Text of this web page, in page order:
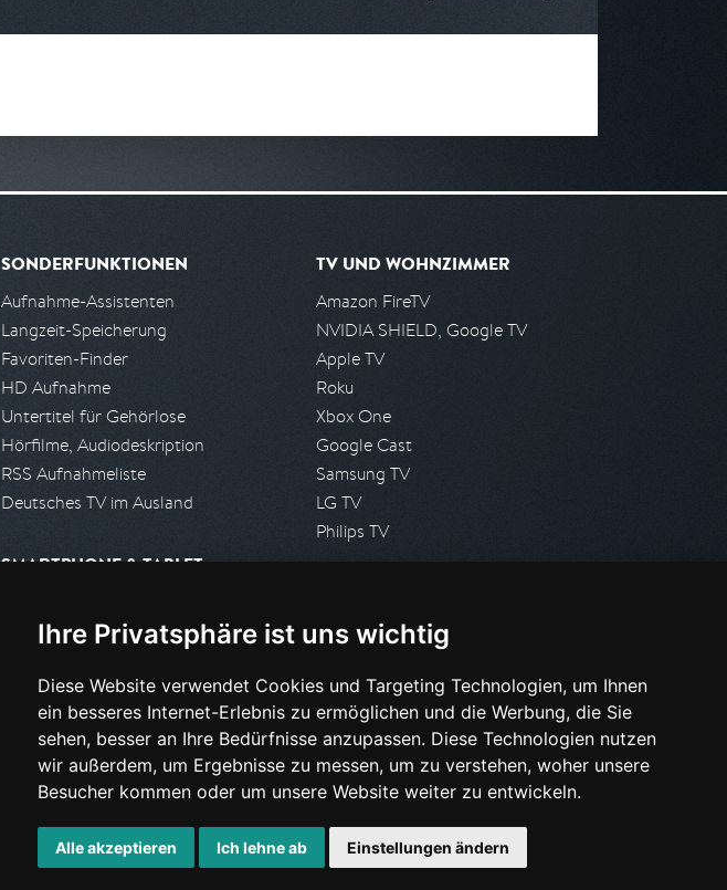
Ihre Privatsphäre ist uns wichtig
Diese Website verwendet Cookies und Targeting Technologien, um Ihnen
ein besseres Internet-Erlebnis zu ermöglichen und die Werbung, die Sie
sehen, besser an Ihre Bedürfnisse anzupassen. Diese Technologien nutzen
wir außerdem, um Ergebnisse zu messen, um zu verstehen, woher unsere
Besucher kommen oder um unsere Website weiter zu entwickeln.
Alle akzeptieren Ich lehne ab Einstellungen ändern
SONDERFUNKTIONEN
Aufnahme-Assistenten
Langzeit-Speicherung
Favoriten-Finder
HD Aufnahme
Untertitel für Gehörlose
Hörfilme, Audiodeskription
RSS Aufnahmeliste
Deutsches TV im Ausland
SMARTPHONE & TABLET
Android App
PARTNER
Partnerliste
Partner werden
TV UND WOHNZIMMER
Amazon FireTV
NVIDIA SHIELD, Google TV
Apple TV
Roku
Xbox One
Google Cast
Samsung TV
LG TV
Philips TV
Presseanfrage stellen
HILFE & SUPPORT
Häufig gestellte Fragen
Anfrage stellen